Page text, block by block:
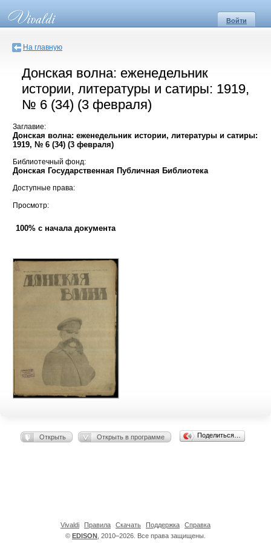
Войти
На главную
Донская волна: еженедельник
истории, литературы и сатиры: 1919,
№ 6 (34) (3 февраля)
Заглавие:
Донская волна: еженедельник истории, литературы и сатиры:
1919, № 6 (34) (3 февраля)
Библиотечный фонд:
Донская Государственная Публичная Библиотека
Доступные права:
Просмотр:
100% с начала документа
Открыть Открыть в программе Поделиться…
© EDISON , 2010–2026. Все права защищены.
Vivaldi Правила Скачать Поддержка Справка